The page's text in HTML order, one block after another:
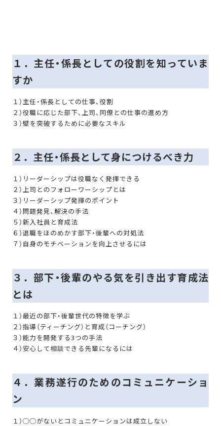
１．主任・係長としての役割を知っていま
すか
１）主任・係長としての仕事、役割
２）役職に応じた部下、上司、同僚との仕事の進め方
３）壁を突破するために必要なスキル
２．主任・係長として身につけるべき力
１）リーダーシップは役職なく発揮できる
２）上司とのフォローワーシップとは
３）リーダーシップ発揮のポイント
４）問題発見、解決の手法
５）新入社員と育成法
６）退職をほのめかす部下・後輩への対処法
７）自身のモチベーションを向上させるには
３．部下・後輩のやる気を引き出す育成法
とは
１）最近の部下・後輩世代の特徴を学ぶ
２）指導（ティーチング）と育成（コーチング）
３）能力を開発する3つの手法
４）安心して相談できる先輩になるには
４．業務遂行のためのコミュニケーショ
ン
１）◯◯がないとコミュニケーションは成立しない